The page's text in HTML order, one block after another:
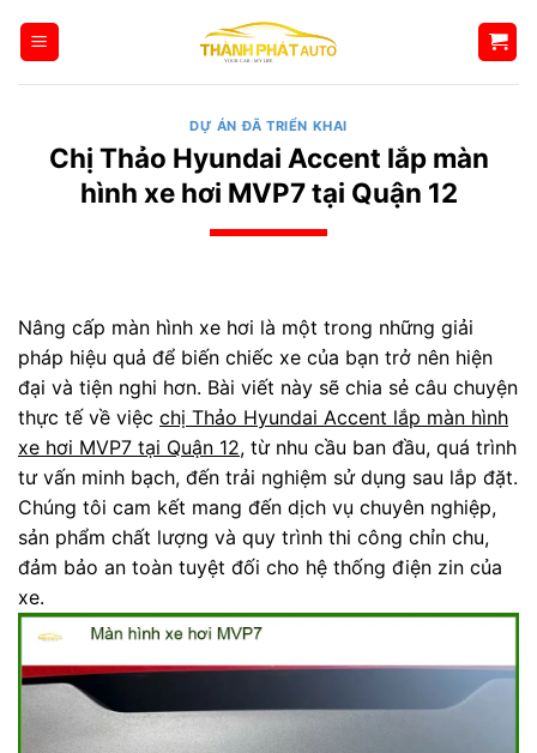
qua
DỰ ÁN ĐÃ TRIỂN KHAI
Chị Thảo Hyundai Accent lắp màn
hình xe hơi MVP7 tại Quận 12
Nâng cấp màn hình xe hơi là một trong những giải
pháp hiệu quả để biến chiếc xe của bạn trở nên hiện
đại và tiện nghi hơn. Bài viết này sẽ chia sẻ câu chuyện
thực tế về việc chị Thảo Hyundai Accent lắp màn hình
xe hơi MVP7 tại Quận 12, từ nhu cầu ban đầu, quá trình
tư vấn minh bạch, đến trải nghiệm sử dụng sau lắp đặt.
Chúng tôi cam kết mang đến dịch vụ chuyên nghiệp,
sản phẩm chất lượng và quy trình thi công chỉn chu,
đảm bảo an toàn tuyệt đối cho hệ thống điện zin của
xe.